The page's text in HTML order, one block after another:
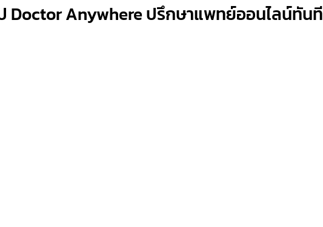
Doctor Anywhere ปรึกษาแพทย์ออนไลน์ทันที